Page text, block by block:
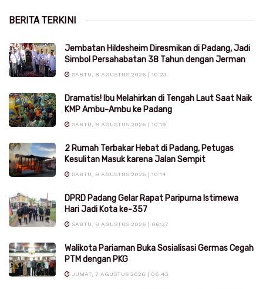
BERITA TERKINI
Jembatan Hildesheim Diresmikan di Padang, Jadi
Simbol Persahabatan 38 Tahun dengan Jerman
SABTU, 8 AGUSTUS 2026 | 10:23
Dramatis! Ibu Melahirkan di Tengah Laut Saat Naik
KMP Ambu-Ambu ke Padang
SABTU, 8 AGUSTUS 2026 | 10:19
2 Rumah Terbakar Hebat di Padang, Petugas
Kesulitan Masuk karena Jalan Sempit
SABTU, 8 AGUSTUS 2026 | 10:14
DPRD Padang Gelar Rapat Paripurna Istimewa
Hari Jadi Kota ke-357
SABTU, 8 AGUSTUS 2026 | 06:37
Walikota Pariaman Buka Sosialisasi Germas Cegah
PTM dengan PKG
JUMAT, 7 AGUSTUS 2026 | 06:43